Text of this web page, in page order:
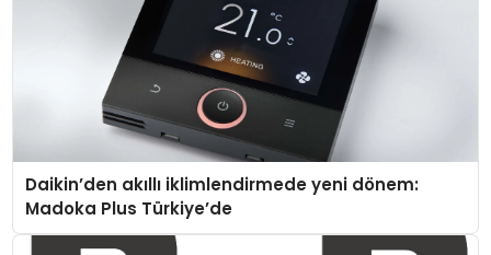
Daikin’den akıllı iklimlendirmede yeni dönem:
Madoka Plus Türkiye’de